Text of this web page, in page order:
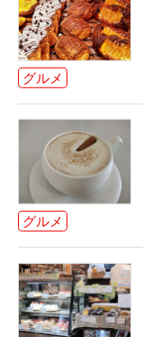
グルメ
グルメ